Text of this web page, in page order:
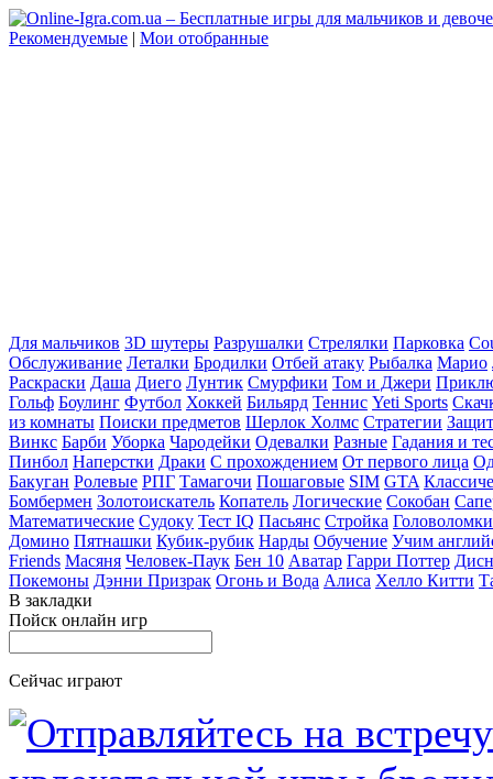
Рекомендуемые | Мои отобранные
Для мальчиков 3D шутеры Разрушалки Стрелялки Парковка
Обслуживание Леталки Бродилки Отбей атаку Рыбалка Марио
Раскраски Даша Диего Лунтик Смурфики Том и Джери
Гольф Боулинг Футбол Хоккей Бильярд Теннис Yeti Sports
из комнаты Поиски предметов Шерлок Холмс Стратегии
Винкс Барби Уборка Чародейки Одевалки Разные Гадания и
Пинбол Наперстки Драки С прохождением От первого лица
Бакуган Ролевые РПГ Тамагочи Пошаговые SIM GTA
Бомбермен Золотоискатель Копатель Логические Сокобан
Математические Судоку Тест IQ Пасьянс Стройка Головоломки
Домино Пятнашки Кубик-рубик Нарды Обучение Учим
Friends Масяня Человек-Паук Бен 10 Аватар Гарри Поттер
Покемоны Дэнни Призрак Огонь и Вода Алиса Хелло Китти
В закладки
Пойск онлайн игр
Сейчас играют